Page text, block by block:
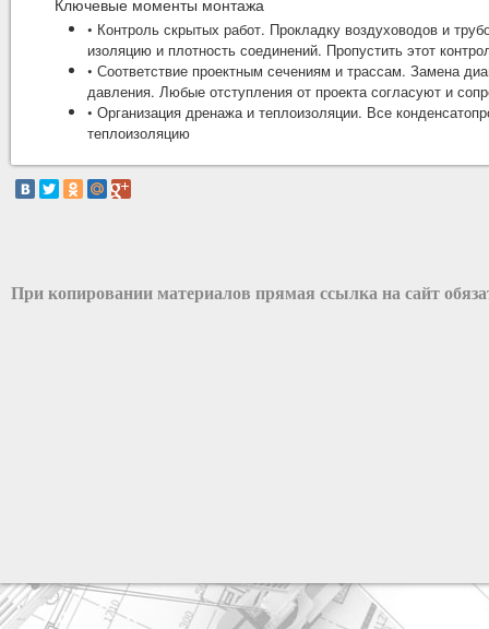
Ключевые моменты монтажа
• Контроль скрытых работ. Прокладку воздуховодов и
изоляцию и плотность соединений. Пропустить этот
• Соответствие проектным сечениям и трассам. Замена
давления. Любые отступления от проекта согласуют и
• Организация дренажа и теплоизоляции. Все
теплоизоляцию
При копировании материалов прямая ссылка на сайт